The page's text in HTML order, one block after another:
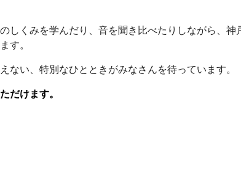
しくみを学んだり、音を聞き比べたりしながら、神
す。
ない、特別なひとときがみなさんを待っています。
だけます。